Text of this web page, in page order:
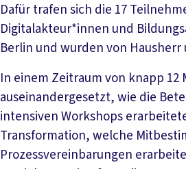
Dafür trafen sich die 17
Digitalakteur*innen und
Berlin und wurden von
In einem Zeitraum von knapp
auseinandergesetzt, wie die
intensiven Workshops
Transformation, welche
Prozessvereinbarungen